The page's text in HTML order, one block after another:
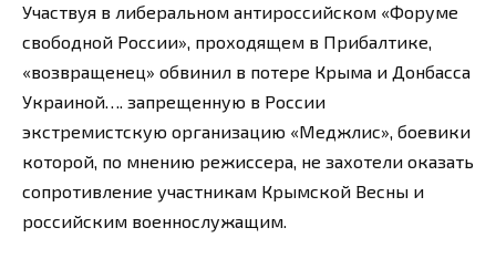
Участвуя в либеральном антироссийском «Форуме
свободной России», проходящем в Прибалтике,
«возвращенец» обвинил в потере Крыма и Донбасса
Украиной…. запрещенную в России
экстремистскую организацию «Меджлис», боевики
которой, по мнению режиссера, не захотели оказать
сопротивление участникам Крымской Весны и
российским военнослужащим.